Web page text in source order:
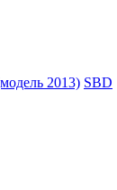
2013) SBD